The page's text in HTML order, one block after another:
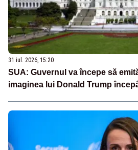
31 iul. 2026, 15:20
SUA: Guvernul va începe să
imaginea lui Donald Trump